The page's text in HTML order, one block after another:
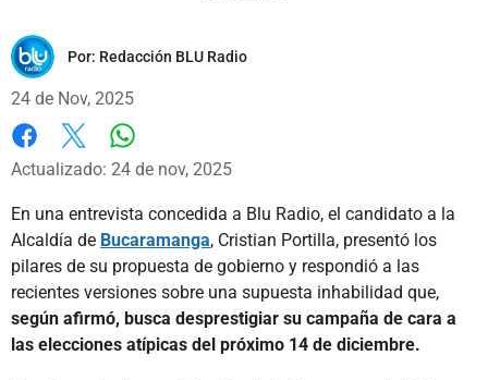
Por: Redacción BLU Radio
24 de Nov, 2025
Facebook
X
Actualizado: 24 de nov, 2025
En una entrevista concedida a Blu Radio, el candidato a la
Alcaldía de Bucaramanga, Cristian Portilla, presentó los
pilares de su propuesta de gobierno y respondió a las
recientes versiones sobre una supuesta inhabilidad que,
según afirmó, busca desprestigiar su campaña de cara a
las elecciones atípicas del próximo 14 de diciembre.